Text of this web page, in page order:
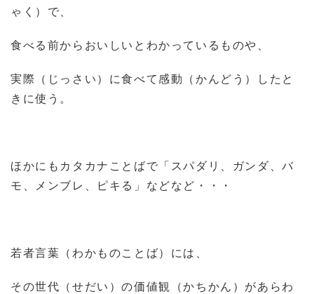
ゃく）で、
食べる前からおいしいとわかっているものや、
実際（じっさい）に食べて感動（かんどう）したと
きに使う。
ほかにもカタカナことばで「スパダリ、ガンダ、バ
モ、メンブレ、ピキる」などなど・・・
若者言葉（わかものことば）には、
その世代（せだい）の価値観（かちかん）があらわ